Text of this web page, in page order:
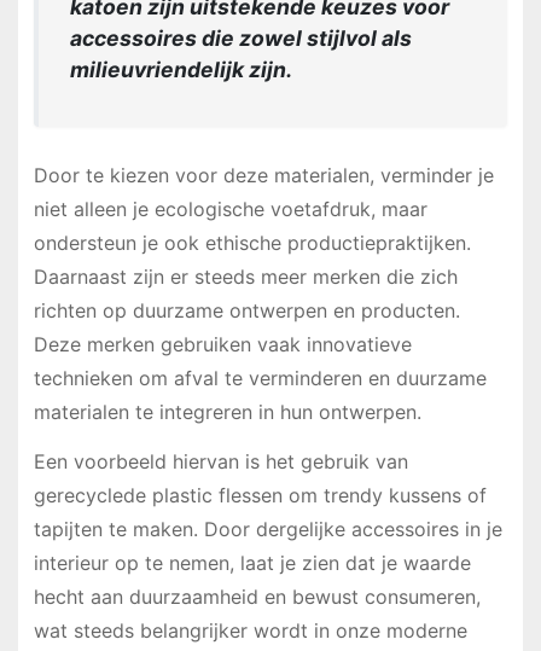
katoen zijn uitstekende keuzes voor
accessoires die zowel stijlvol als
milieuvriendelijk zijn.
Door te kiezen voor deze materialen, verminder je
niet alleen je ecologische voetafdruk, maar
ondersteun je ook ethische productiepraktijken.
Daarnaast zijn er steeds meer merken die zich
richten op duurzame ontwerpen en producten.
Deze merken gebruiken vaak innovatieve
technieken om afval te verminderen en duurzame
materialen te integreren in hun ontwerpen.
Een voorbeeld hiervan is het gebruik van
gerecyclede plastic flessen om trendy kussens of
tapijten te maken. Door dergelijke accessoires in je
interieur op te nemen, laat je zien dat je waarde
hecht aan duurzaamheid en bewust consumeren,
wat steeds belangrijker wordt in onze moderne